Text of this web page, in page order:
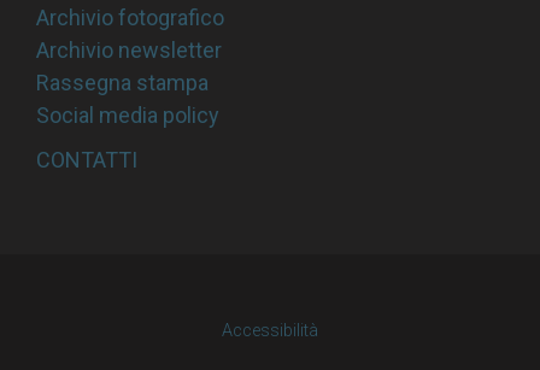
Archivio fotografico
Archivio newsletter
Rassegna stampa
Social media policy
CONTATTI
Accessibilità